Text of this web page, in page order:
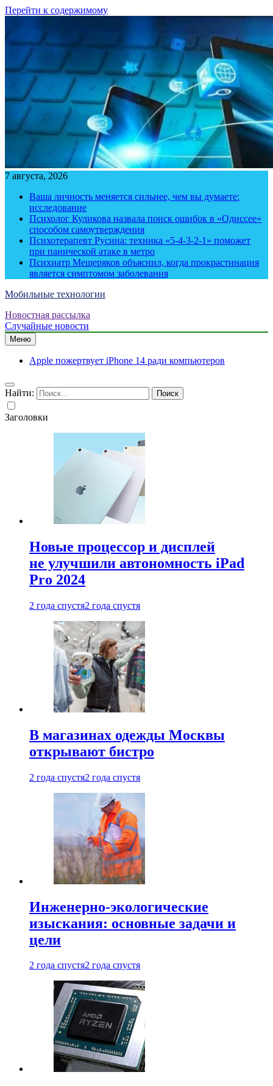
Перейти к содержимому
7 августа, 2026
Ваша личность меняется сильнее, чем вы думаете:
исследование
Психолог Куликова назвала поиск ошибок в «Одиссее»
способом самоутверждения
Психотерапевт Русина: техника «5-4-3-2-1» поможет
при панической атаке в метро
Психиатр Мещеряков объяснил, когда прокрастинация
является симптомом заболевания
Мобильные технологии
Новостная рассылка
Случайные новости
Меню
Apple пожертвует iPhone 14 ради компьютеров
Найти:
Заголовки
Новые процессор и дисплей
не улучшили автономность iPad
Pro 2024
2 года спустя2 года спустя
В магазинах одежды Москвы
открывают бистро
2 года спустя2 года спустя
Инженерно-экологические
изыскания: основные задачи и
цели
2 года спустя2 года спустя